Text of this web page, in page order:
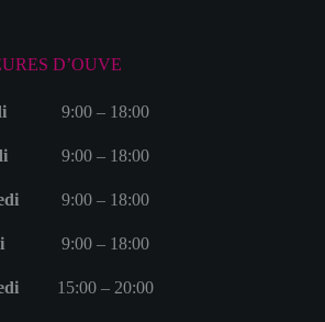
D’OUVE
9:00 – 18:00
9:00 – 18:00
9:00 – 18:00
9:00 – 18:00
15:00 – 20:00